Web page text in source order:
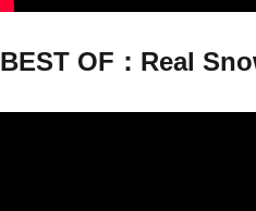
BEST OF：Real